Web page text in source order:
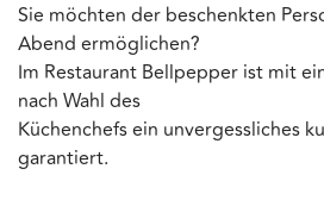
Sie möchten der beschenkten
Abend ermöglichen?
Im Restaurant Bellpepper ist mit
nach Wahl des
Küchenchefs ein unvergessliches
garantiert.